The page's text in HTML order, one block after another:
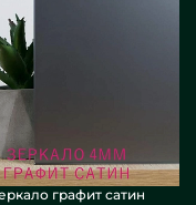
графит сатин